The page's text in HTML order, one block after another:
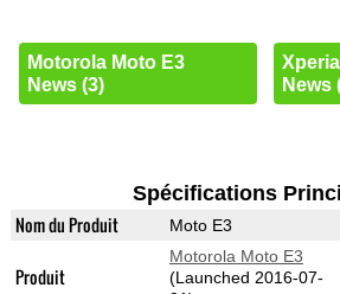
Motorola Moto E3
News (3)
News
Spécifications
Nom du Produit Moto E3
Produit
Motorola Moto E3
(Launched 2016-07-